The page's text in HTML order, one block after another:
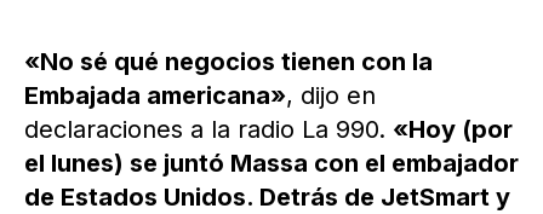
«No sé qué negocios tienen con la
Embajada americana», dijo en
declaraciones a la radio La 990. «Hoy (por
el lunes) se juntó Massa con el embajador
de Estados Unidos. Detrás de JetSmart y